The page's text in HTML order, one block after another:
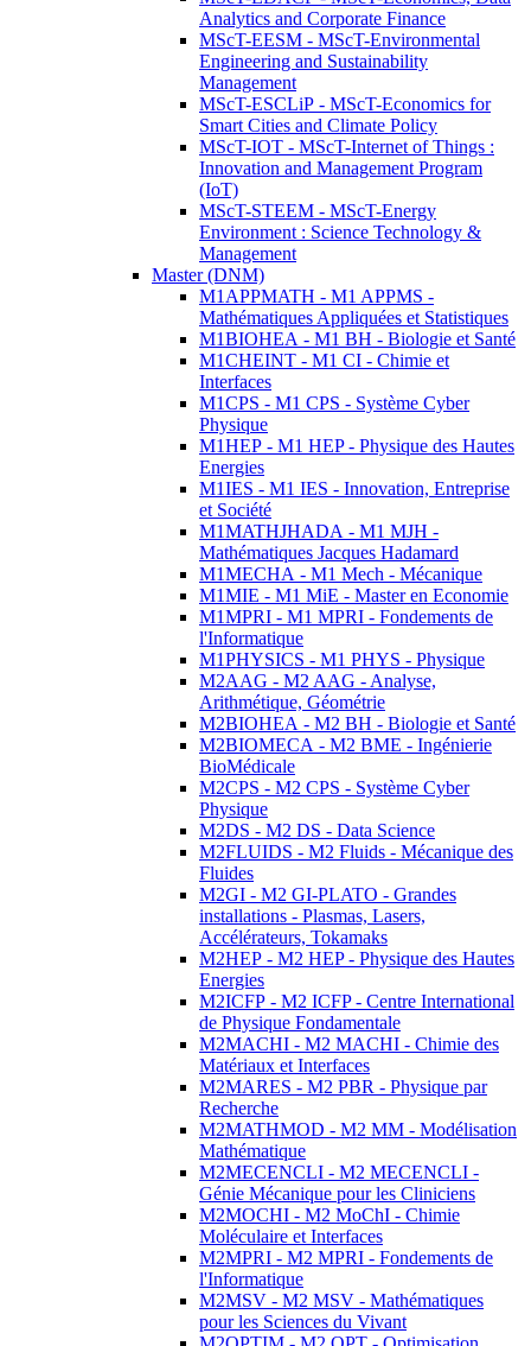
Analytics and Corporate Finance
MScT-EESM - MScT-Environmental
Engineering and Sustainability
Management
MScT-ESCLiP - MScT-Economics for
Smart Cities and Climate Policy
MScT-IOT - MScT-Internet of Things :
Innovation and Management Program
(IoT)
MScT-STEEM - MScT-Energy
Environment : Science Technology &
Management
Master (DNM)
M1APPMATH - M1 APPMS -
Mathématiques Appliquées et Statistiques
M1BIOHEA - M1 BH - Biologie et Santé
M1CHEINT - M1 CI - Chimie et
Interfaces
M1CPS - M1 CPS - Système Cyber
Physique
M1HEP - M1 HEP - Physique des Hautes
Energies
M1IES - M1 IES - Innovation, Entreprise
et Société
M1MATHJHADA - M1 MJH -
Mathématiques Jacques Hadamard
M1MECHA - M1 Mech - Mécanique
M1MIE - M1 MiE - Master en Economie
M1MPRI - M1 MPRI - Fondements de
l'Informatique
M1PHYSICS - M1 PHYS - Physique
M2AAG - M2 AAG - Analyse,
Arithmétique, Géométrie
M2BIOHEA - M2 BH - Biologie et Santé
M2BIOMECA - M2 BME - Ingénierie
BioMédicale
M2CPS - M2 CPS - Système Cyber
Physique
M2DS - M2 DS - Data Science
M2FLUIDS - M2 Fluids - Mécanique des
Fluides
M2GI - M2 GI-PLATO - Grandes
installations - Plasmas, Lasers,
Accélérateurs, Tokamaks
M2HEP - M2 HEP - Physique des Hautes
Energies
M2ICFP - M2 ICFP - Centre International
de Physique Fondamentale
M2MACHI - M2 MACHI - Chimie des
Matériaux et Interfaces
M2MARES - M2 PBR - Physique par
Recherche
M2MATHMOD - M2 MM - Modélisation
Mathématique
M2MECENCLI - M2 MECENCLI -
Génie Mécanique pour les Cliniciens
M2MOCHI - M2 MoChI - Chimie
Moléculaire et Interfaces
M2MPRI - M2 MPRI - Fondements de
l'Informatique
M2MSV - M2 MSV - Mathématiques
pour les Sciences du Vivant